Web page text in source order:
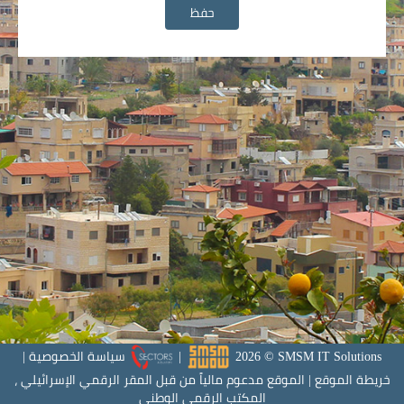
حفظ
SMSM IT Solutions
©
2026
| سياسة الخصوصية|
خريطة الموقع| الموقع مدعوم مالياً من قبل المقر الرقمي الإسرائيلي ،
المكتب الرقمي الوطني